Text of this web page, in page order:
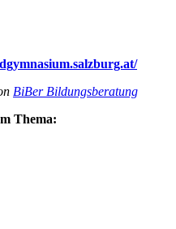
BiBer Bildungsberatung
Thema: